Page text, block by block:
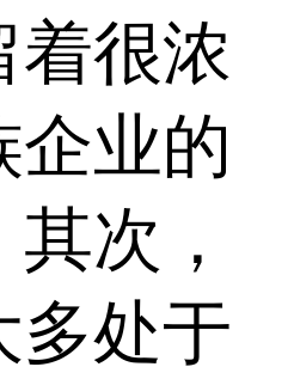
着很浓
企业的
次，
多处于